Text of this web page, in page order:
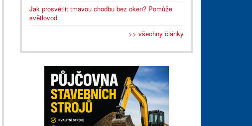
Jak prosvětlit tmavou chodbu bez oken? Pomůže
světlovod
>> všechny články